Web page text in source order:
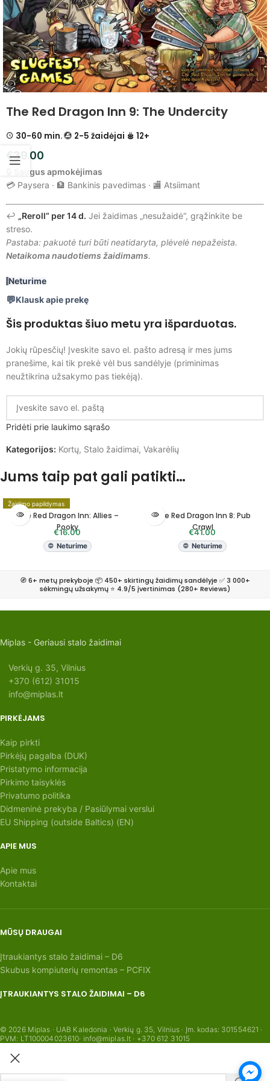
The Red Dragon Inn 9: The Undercity
30-60 min. 2-5 žaidėjai 12+
€39.00
Saugus apmokėjimas
💳 Paysera · 🏦 Bankinis pavedimas · 🏬 Atsiimant
↩️ „Reroll“ per 14 d. Jei žaidimas „nesužaidė“, grąžinkite be
streso.
Pastaba: pakuotė turi būti neatidaryta, plėvelė nepažeista.
Netaikoma naudotiems žaidimams.
Neturime
Klausk apie prekę
Šis produktas šiuo metu yra išparduotas.
Jokių rūpesčių! Įveskite savo el. pašto adresą ir mes jums
pranešime, kai tik prekė vėl bus sandėlyje (priminimas
neužtikrina užsakymo pas tiekėją).
Pridėti prie laukimo sąrašo
Kategorijos: Kortų, Stalo žaidimai, Vakarėlių
Jums taip pat gali patikti…
Žaidimo papildymas
The Red Dragon Inn: Allies –
Pooky
€16.00
Neturime
The Red Dragon Inn 8: Pub
Crawl
€41.00
Neturime
🧭 6+ metų prekyboje 📦 450+ skirtingų žaidimų sandėlyje ✅ 3 000+
sėkmingų užsakymų ⭐ 4.9/5 įvertinimas (280+ Reviews)
Miplas - Geriausi stalo žaidimai
Verkių g. 35, Vilnius
+370 (612) 31015
info@miplas.lt
PIRKĖJAMS
Kaip pirkti
Pirkėjų pagalba (DUK)
Pristatymo informacija
Pirkimo taisyklės
Privatumo politika
Didmeninė prekyba / Pasiūlymai verslui
EU Shipping (outside Baltics) (EN)
APIE MUS
Apie mus
Kontaktai
MŪSŲ DRAUGAI
Įtraukiantys stalo žaidimai – D6
Skubus kompiuterių remontas – PCFIX
ĮTRAUKIANTYS STALO ŽAIDIMAI – D6
© 2026 Miplas · UAB Kaledonia · Verkių g. 35, Vilnius · Įm. kodas: 301554621 ·
PVM: LT100004023610· info@miplas.lt · +370 612 31015